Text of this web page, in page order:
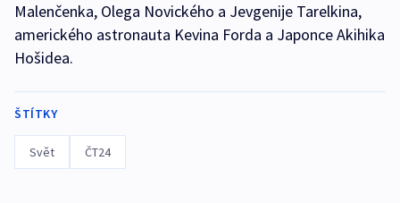
Malenčenka, Olega Novického a Jevgenije Tarelkina,
amerického astronauta Kevina Forda a Japonce Akihika
Hošidea.
ŠTÍTKY
Svět ČT24